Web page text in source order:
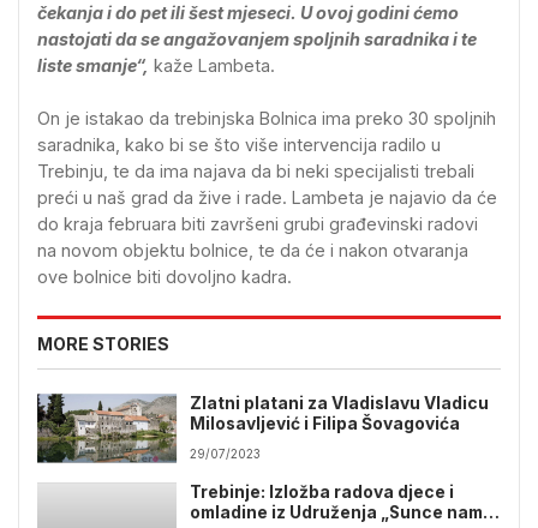
čekanja i do pet ili šest mjeseci. U ovoj godini ćemo
nastojati da se angažovanjem spoljnih saradnika i te
liste smanje“, kaže Lambeta.
On je istakao da trebinjska Bolnica ima preko 30 spoljnih
saradnika, kako bi se što više intervencija radilo u
Trebinju, te da ima najava da bi neki specijalisti trebali
preći u naš grad da žive i rade. Lambeta je najavio da će
do kraja februara biti završeni grubi građevinski radovi
na novom objektu bolnice, te da će i nakon otvaranja
ove bolnice biti dovoljno kadra.
MORE STORIES
Zlatni platani za Vladislavu Vladicu
Milosavljević i Filipa Šovagovića
29/07/2023
Trebinje: Izložba radova djece i
omladine iz Udruženja „Sunce nam